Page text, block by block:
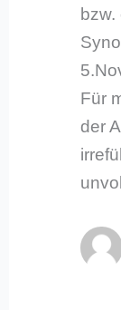
bzw.
Für
der